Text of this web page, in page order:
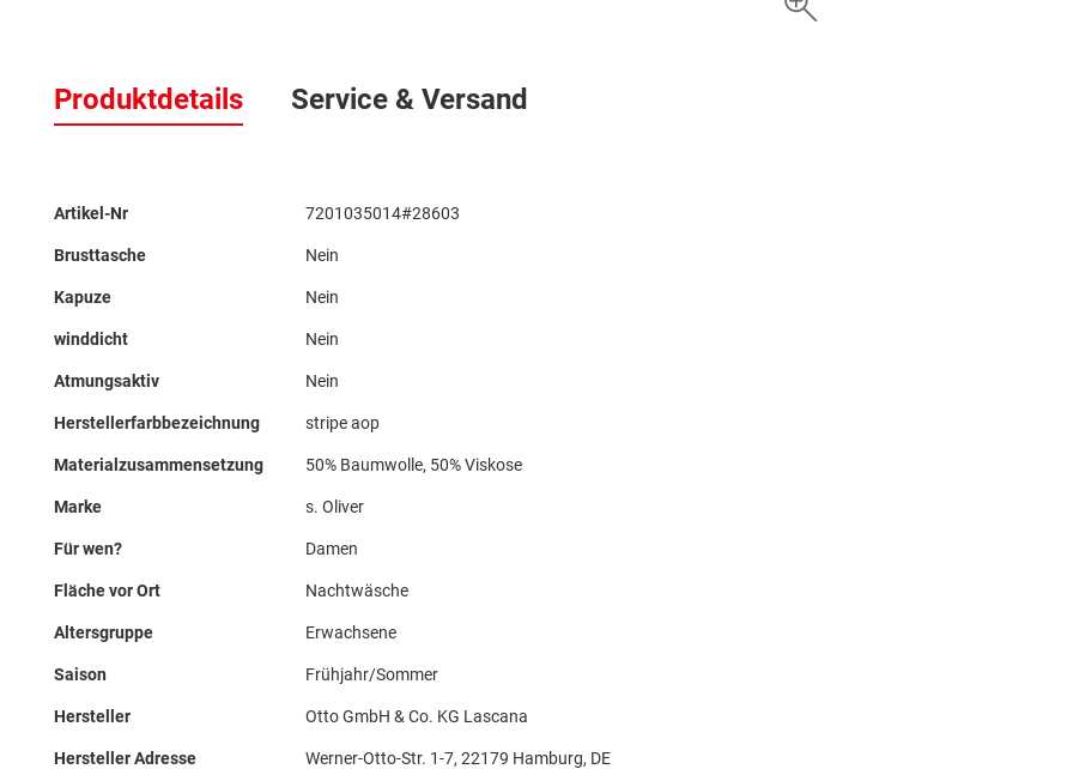
der
Bildergalerie
Produktdetails
Mehr
Artikel-Nr 7201035014#28603
Brusttasche Nein
Kapuze Nein
winddicht Nein
Atmungsaktiv Nein
Herstellerfarbbezeichnung stripe aop
Materialzusammensetzung 50% Baumwolle, 50% Viskose
Marke s. Oliver
Für wen? Damen
Fläche vor Ort Nachtwäsche
Altersgruppe Erwachsene
Saison Frühjahr/Sommer
Hersteller Otto GmbH & Co. KG Lascana
Hersteller Adresse Werner-Otto-Str. 1-7, 22179 Hamburg, DE
Service & Versand